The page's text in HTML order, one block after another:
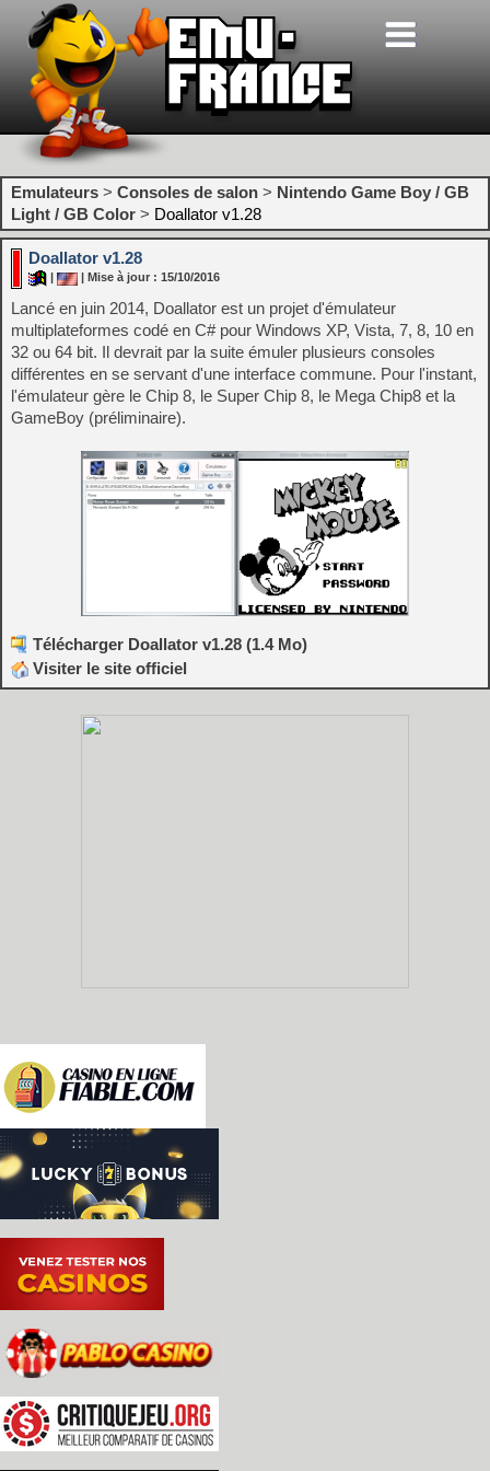
Emulateurs > Consoles de salon > Nintendo Game Boy / GB
Light / GB Color > Doallator v1.28
Doallator v1.28
| Mise à jour : 15/10/2016
Lancé en juin 2014, Doallator est un projet d'émulateur
multiplateformes codé en C# pour Windows XP, Vista, 7, 8, 10 en
32 ou 64 bit. Il devrait par la suite émuler plusieurs consoles
différentes en se servant d'une interface commune. Pour l'instant,
l'émulateur gère le Chip 8, le Super Chip 8, le Mega Chip8 et la
GameBoy (préliminaire).
Télécharger Doallator v1.28 (1.4 Mo)
Visiter le site officiel